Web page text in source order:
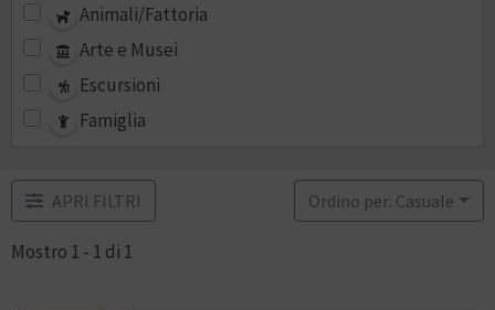
Animali/Fattoria
Arte e Musei
Escursioni
Famiglia
APRI FILTRI
Mostro 1 - 1 di 1
Ordino per: Casuale